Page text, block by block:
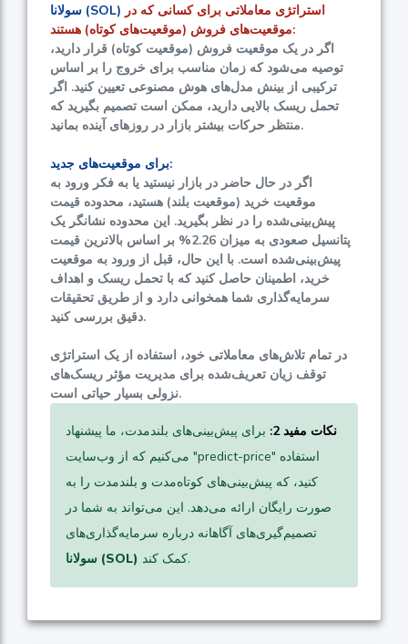
سولانا (SOL) استراتژی معاملاتی برای کسانی که در
موقعیت‌های فروش (موقعیت‌های کوتاه) هستند:
اگر در یک موقعیت فروش (موقعیت کوتاه) قرار دارید،
توصیه می‌شود که زمان مناسب برای خروج را بر اساس
ترکیبی از بینش مدل‌های هوش مصنوعی تعیین کنید. اگر
تحمل ریسک بالایی دارید، ممکن است تصمیم بگیرید که
منتظر حرکات بیشتر بازار در روزهای آینده بمانید.
برای موقعیت‌های جدید:
اگر در حال حاضر در بازار نیستید یا به فکر ورود به
موقعیت خرید (موقعیت بلند) هستید، محدوده قیمت
پیش‌بینی‌شده را در نظر بگیرید. این محدوده نشانگر یک
پتانسیل صعودی به میزان 2.26%
بر اساس بالاترین قیمت
پیش‌بینی‌شده است. با این حال، قبل از ورود به موقعیت
خرید، اطمینان حاصل کنید که با تحمل ریسک و اهداف
سرمایه‌گذاری شما همخوانی دارد و از طریق تحقیقات
دقیق بررسی کنید.
در تمام تلاش‌های معاملاتی خود، استفاده از یک استراتژی
توقف زیان تعریف‌شده برای مدیریت مؤثر ریسک‌های
نزولی بسیار حیاتی است.
نکات مفید 2:
برای پیش‌بینی‌های بلندمدت، ما پیشنهاد
می‌کنیم که از وب‌سایت "predict-price" استفاده
کنید، که پیش‌بینی‌های کوتاه‌مدت و بلندمدت را به
صورت رایگان ارائه می‌دهد. این می‌تواند به شما در
تصمیم‌گیری‌های آگاهانه درباره سرمایه‌گذاری‌های
سولانا (SOL)
کمک کند.